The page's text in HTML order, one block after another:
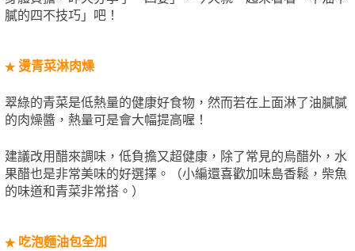
膩的四不技巧」吧！
★ 燙青菜淋肉燥
翠綠的青菜是低熱量的健康好食物，然而若在上面淋了油膩膩
的肉燥醬，熱量可是會大幅提高喔！
建議改用醋來調味，低負擔又超健康，除了常見的烏醋外，水
果醋也是非常美味的好選擇。（小編還喜歡加味島香鬆，柴魚
的味道和青菜非常搭。）
★ 吃泡麵油包全加